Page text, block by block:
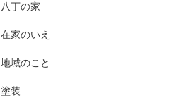
八丁の家
在家のいえ
地域のこと
塗装